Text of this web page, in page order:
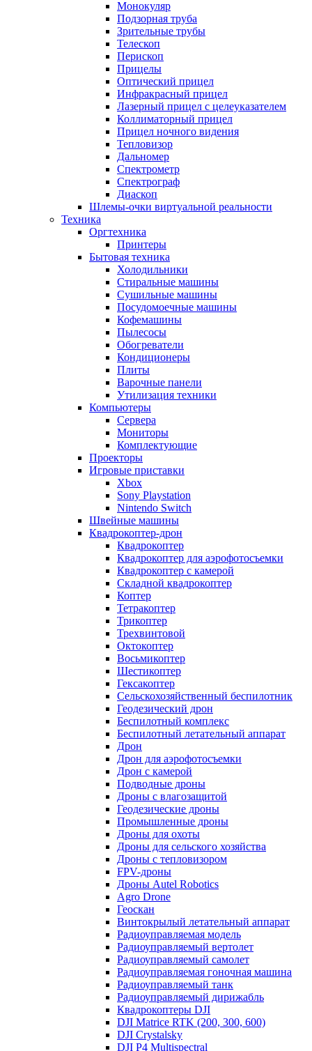
Монокуляр
Подзорная труба
Зрительные трубы
Телескоп
Перископ
Прицелы
Оптический прицел
Инфракрасный прицел
Лазерный прицел с целеуказателем
Коллиматорный прицел
Прицел ночного видения
Тепловизор
Дальномер
Спектрометр
Спектрограф
Диаскоп
Шлемы-очки виртуальной реальности
Техника
Оргтехника
Принтеры
Бытовая техника
Холодильники
Стиральные машины
Сушильные машины
Посудомоечные машины
Кофемашины
Пылесосы
Обогреватели
Кондиционеры
Плиты
Варочные панели
Утилизация техники
Компьютеры
Сервера
Мониторы
Комплектующие
Проекторы
Игровые приставки
Xbox
Sony Playstation
Nintendo Switch
Швейные машины
Квадрокоптер-дрон
Квадрокоптер
Квадрокоптер для аэрофотосъемки
Квадрокоптер с камерой
Складной квадрокоптер
Коптер
Тетракоптер
Трикоптер
Трехвинтовой
Октокоптер
Восьмикоптер
Шестикоптер
Гексакоптер
Сельскохозяйственный беспилотник
Геодезический дрон
Беспилотный комплекс
Беспилотный летательный аппарат
Дрон
Дрон для аэрофотосъемки
Дрон с камерой
Подводные дроны
Дроны с влагозащитой
Геодезические дроны
Промышленные дроны
Дроны для охоты
Дроны для сельского хозяйства
Дроны с тепловизором
FPV-дроны
Дроны Autel Robotics
Agro Drone
Геоскан
Винтокрылый летательный аппарат
Радиоуправляемая модель
Радиоуправляемый вертолет
Радиоуправляемый самолет
Радиоуправляемая гоночная машина
Радиоуправляемый танк
Радиоуправляемый дирижабль
Квадрокоптеры DJI
DJI Matrice RTK (200, 300, 600)
DJI Crystalsky
DJI P4 Multispectral